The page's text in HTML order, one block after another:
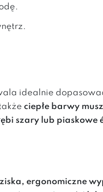
idealnie
ciepłe barwy
szary lub piaskowe
ergonomiczne